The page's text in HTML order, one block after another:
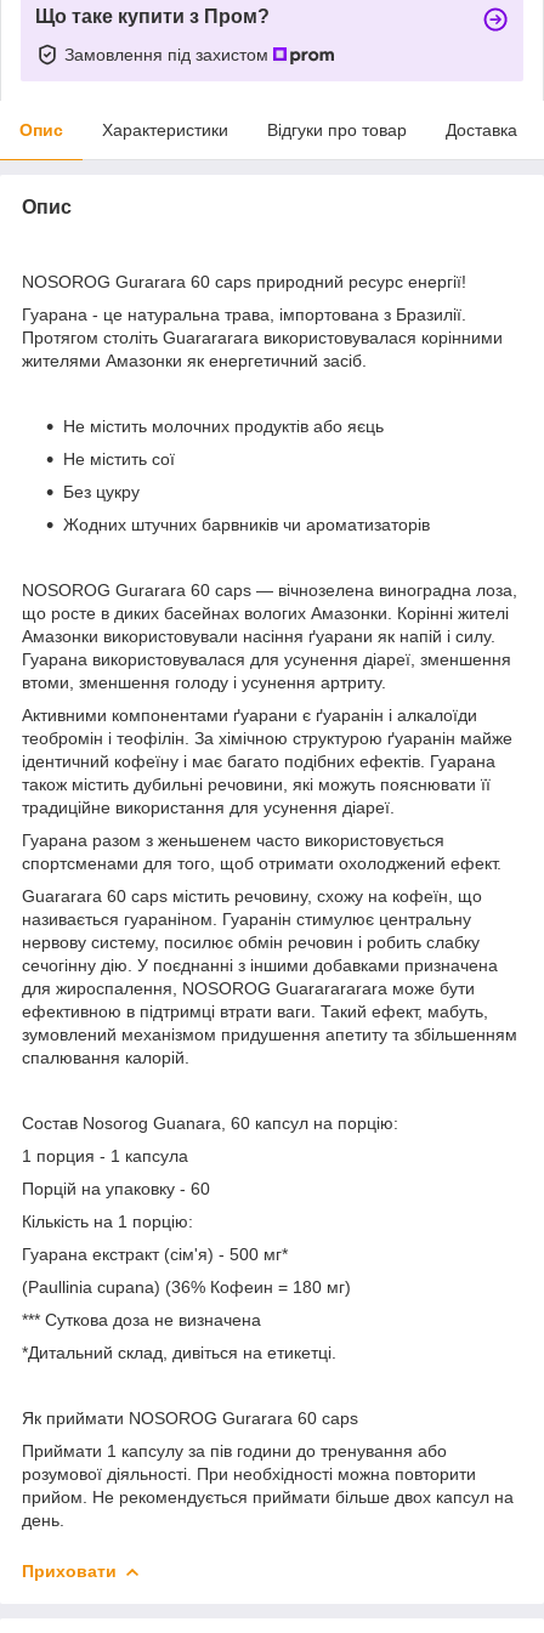
Що таке купити з Пром?
Замовлення під захистом
Опис Характеристики Відгуки про товар Доставка
Опис
NOSOROG Gurarara 60 caps природний ресурс енергії!
Гуарана - це натуральна трава, імпортована з Бразилії.
Протягом століть Guarararara використовувалася корінними
жителями Амазонки як енергетичний засіб.
Не містить молочних продуктів або яєць
Не містить сої
Без цукру
Жодних штучних барвників чи ароматизаторів
NOSOROG Gurarara 60 caps — вічнозелена виноградна лоза,
що росте в диких басейнах вологих Амазонки. Корінні жителі
Амазонки використовували насіння ґуарани як напій і силу.
Гуарана використовувалася для усунення діареї, зменшення
втоми, зменшення голоду і усунення артриту.
Активними компонентами ґуарани є ґуаранін і алкалоїди
теобромін і теофілін. За хімічною структурою ґуаранін майже
ідентичний кофеїну і має багато подібних ефектів. Гуарана
також містить дубильні речовини, які можуть пояснювати її
традиційне використання для усунення діареї.
Гуарана разом з женьшенем часто використовується
спортсменами для того, щоб отримати охолоджений ефект.
Guararara 60 caps містить речовину, схожу на кофеїн, що
називається гуараніном. Гуаранін стимулює центральну
нервову систему, посилює обмін речовин і робить слабку
сечогінну дію. У поєднанні з іншими добавками призначена
для жироспалення, NOSOROG Guararararara може бути
ефективною в підтримці втрати ваги. Такий ефект, мабуть,
зумовлений механізмом придушення апетиту та збільшенням
спалювання калорій.
Состав Nosorog Guanara, 60 капсул на порцію:
1 порция - 1 капсула
Порцій на упаковку - 60
Кількість на 1 порцію:
Гуарана екстракт (сім'я) - 500 мг*
(Paullinia cupana) (36% Кофеин = 180 мг)
*** Суткова доза не визначена
*Дитальний склад, дивіться на етикетці.
Як приймати NOSOROG Gurarara 60 caps
Приймати 1 капсулу за пів години до тренування або
розумової діяльності. При необхідності можна повторити
прийом. Не рекомендується приймати більше двох капсул на
день.
Приховати